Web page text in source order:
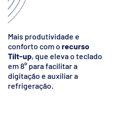
Mais produtividade e
conforto com o recurso
Tilt-up, que eleva o teclado
em 8° para facilitar a
digitação e auxiliar a
refrigeração.